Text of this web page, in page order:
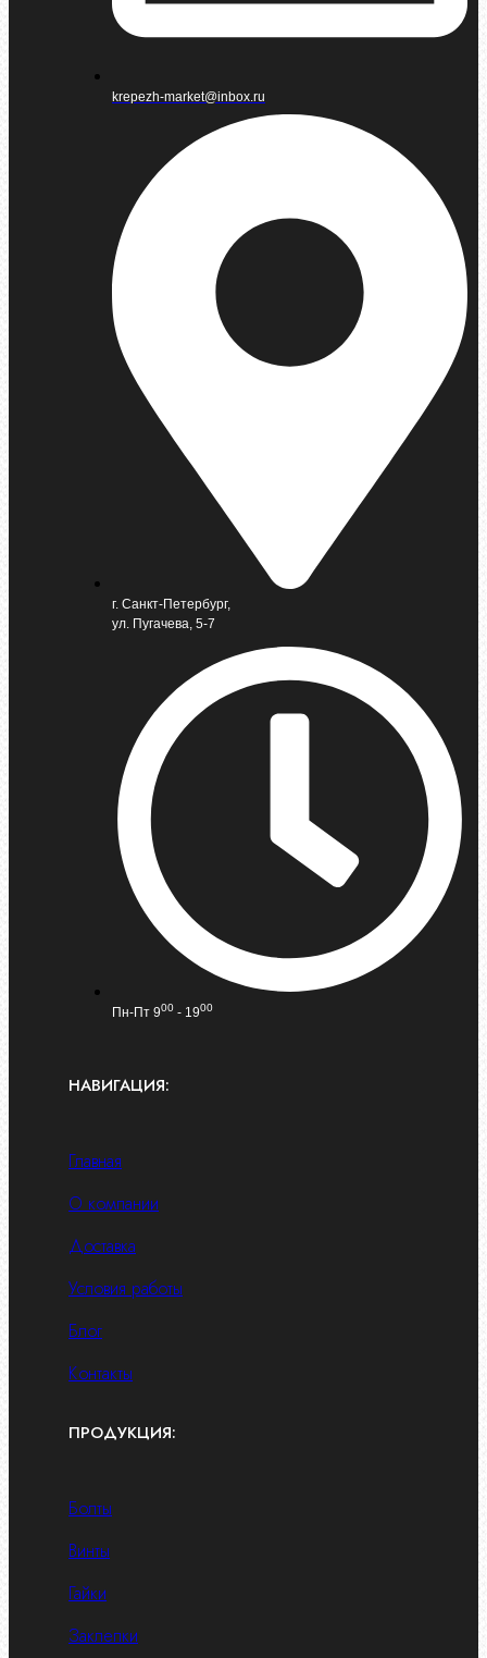
krepezh-market@inbox.ru
г. Санкт-Петербург,
ул. Пугачева, 5-7
Пн-Пт 900 - 1900
НАВИГАЦИЯ:
Главная
О компании
Доставка
Условия работы
Блог
Контакты
ПРОДУКЦИЯ:
Болты
Винты
Гайки
Заклепки